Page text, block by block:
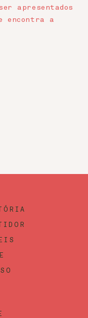
apresentados
encontra a